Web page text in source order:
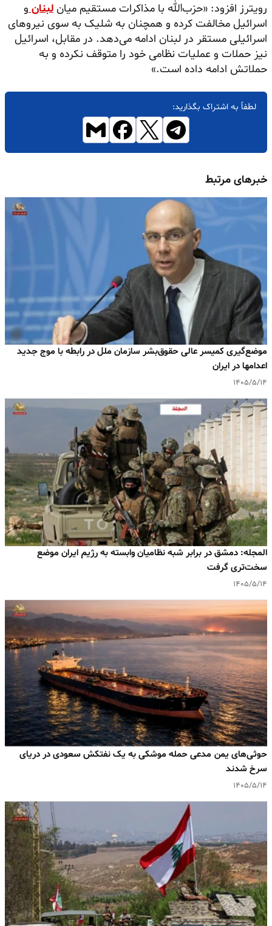
رویترز افزود: «حزب‌الله با مذاکرات مستقیم میان لبنانو
اسرائیل مخالفت کرده و همچنان به شلیک به سوی نیروهای
اسرائیلی مستقر در لبنان ادامه می‌دهد. در مقابل، اسرائیل
نیز حملات و عملیات نظامی خود را متوقف نکرده و به
حملاتش ادامه داده است.»
لطفاً به اشتراک بگذارید:
خبرهای مرتبط
موضع‌گیری کمیسر عالی حقوق‌بشر سازمان ملل در رابطه با موج جدید
اعدامها در ایران
۱۴۰۵/۵/۱۴
المجله: دمشق در برابر شبه‌ نظامیان وابسته به رژیم ایران موضع
سخت‌تری گرفت
۱۴۰۵/۵/۱۴
حوثی‌های یمن مدعی حمله موشکی به یک نفتکش سعودی در دریای
سرخ شدند
۱۴۰۵/۵/۱۴